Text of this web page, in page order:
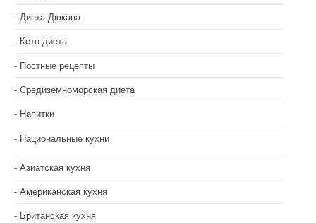
Диета Дюкана
Кето диета
Постные рецепты
Средиземноморская диета
Напитки
Национальные кухни
Азиатская кухня
Американская кухня
Британская кухня